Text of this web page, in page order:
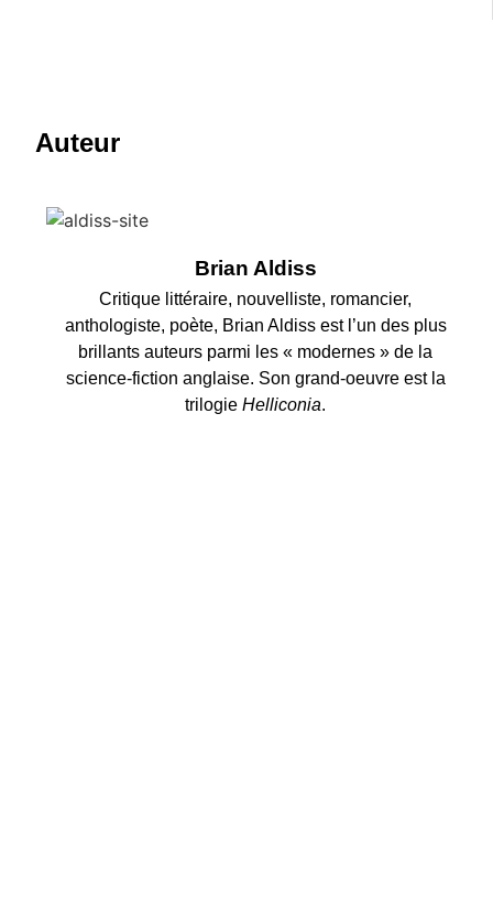
Auteur
Brian Aldiss
Critique littéraire, nouvelliste, romancier,
anthologiste, poète, Brian Aldiss est l’un des plus
brillants auteurs parmi les « modernes » de la
science-fiction anglaise. Son grand-oeuvre est la
trilogie Helliconia.